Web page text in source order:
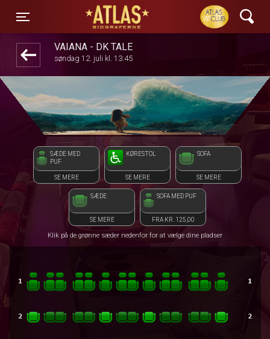
Toggle navigation
ATLAS Biograferne
VAIANA - DK TALE
søndag 12. juli kl. 13:45
SÆDE MED
PUF
SE MERE
KØRESTOL
SE MERE
SOFA
SE MERE
SÆDE
SE MERE
SOFA MED PUF
FRA KR. 125,00
Klik på de grønne sæder nedenfor for at vælge dine pladser
front03-cc 030647